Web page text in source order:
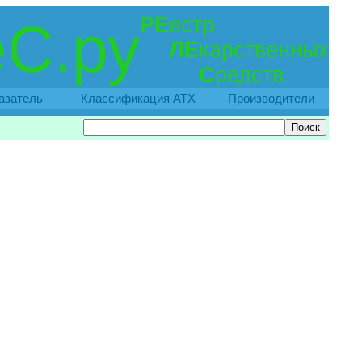
РЕестр
ЛЕкарственных
Средств
Классификация АТХ Производители